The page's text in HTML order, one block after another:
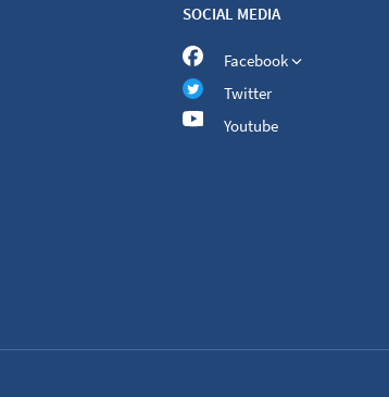
SOCIAL MEDIA
Facebook
Twitter
Youtube